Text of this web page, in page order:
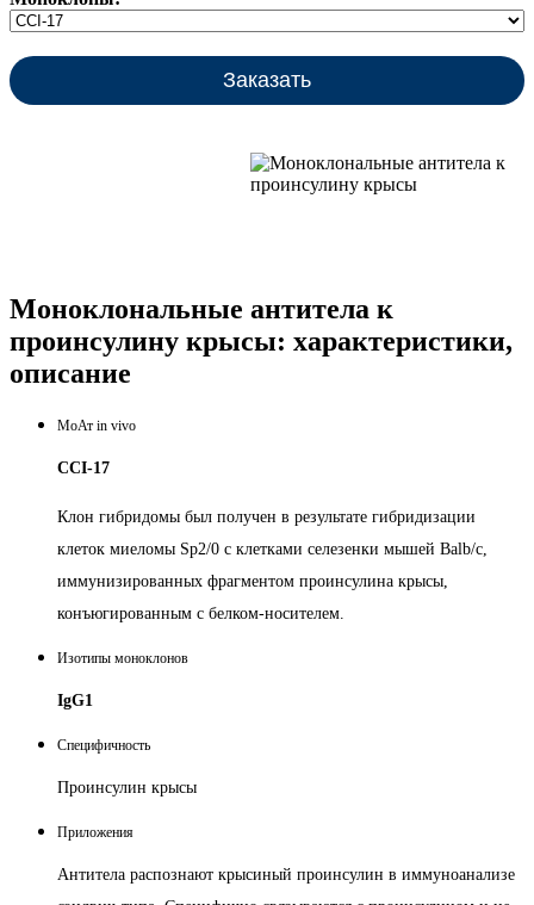
Заказать
Моноклональные антитела к
проинсулину крысы: характеристики,
описание
МоАт in vivo
CCI-17
Клон гибридомы был получен в результате гибридизации
клеток миеломы Sp2/0 с клетками селезенки мышей Balb/c,
иммунизированных фрагментом проинсулина крысы,
конъюгированным с белком-носителем.
Изотипы моноклонов
IgG1
Специфичность
Проинсулин крысы
Приложения
Антитела распознают крысиный проинсулин в иммуноанализе